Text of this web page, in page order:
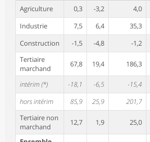
Agriculture
0,3 -3,2 4,0
Industrie
7,5 6,4 35,3
Construction
-1,5 -4,8 -1,2
Tertiaire
marchand
67,8 19,4 186,3
intérim (*) -18,1 -6,5 -15,4
hors intérim
85,9 25,9 201,7
Tertiaire non
marchand
12,7 1,9 25,0